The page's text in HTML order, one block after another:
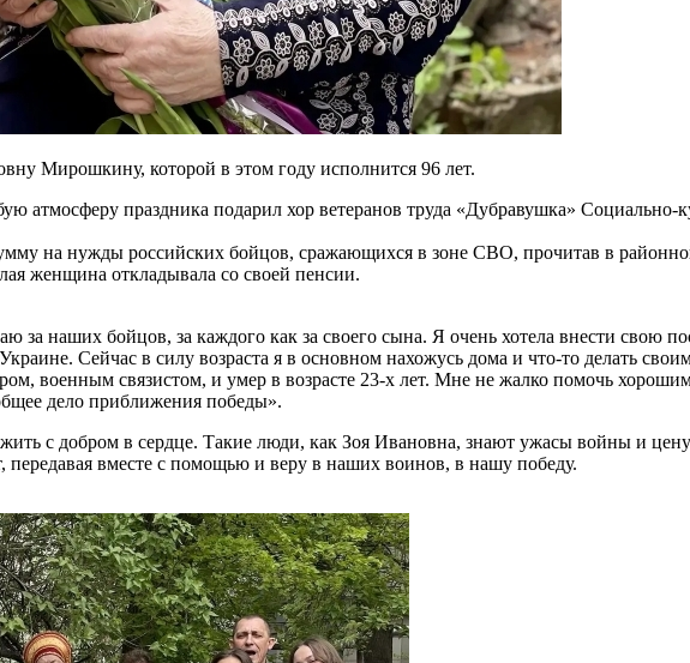
Мирошкину, которой в этом году исполнится 96 лет.
атмосферу праздника подарил хор ветеранов труда «Дубравушка» Социально-
на нужды российских бойцов, сражающихся в зоне СВО, прочитав в районной
женщина откладывала со своей пенсии.
наших бойцов, за каждого как за своего сына. Я очень хотела внести свою
Сейчас в силу возраста я в основном нахожусь дома и что-то делать
военным связистом, и умер в возрасте 23-х лет. Мне не жалко помочь
дело приближения победы».
с добром в сердце. Такие люди, как Зоя Ивановна, знают ужасы войны и
вместе с помощью и веру в наших воинов, в нашу победу.